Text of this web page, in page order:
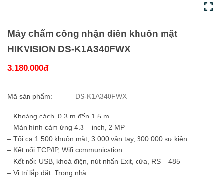
Máy chấm công nhận diên khuôn mặt
HIKVISION DS-K1A340FWX
3.180.000đ
Mã sản phẩm: DS-K1A340FWX
– Khoảng cách: 0.3 m đến 1.5 m
– Màn hình cảm ứng 4.3 – inch, 2 MP
– Tối đa 1.500 khuôn mặt, 3.000 vân tay, 300.000 sự kiện
– Kết nối TCP/IP, Wifi communication
– Kết nối: USB, khoá điện, nút nhấn Exit, cửa, RS – 485
– Vị trí lắp đặt: Trong nhà